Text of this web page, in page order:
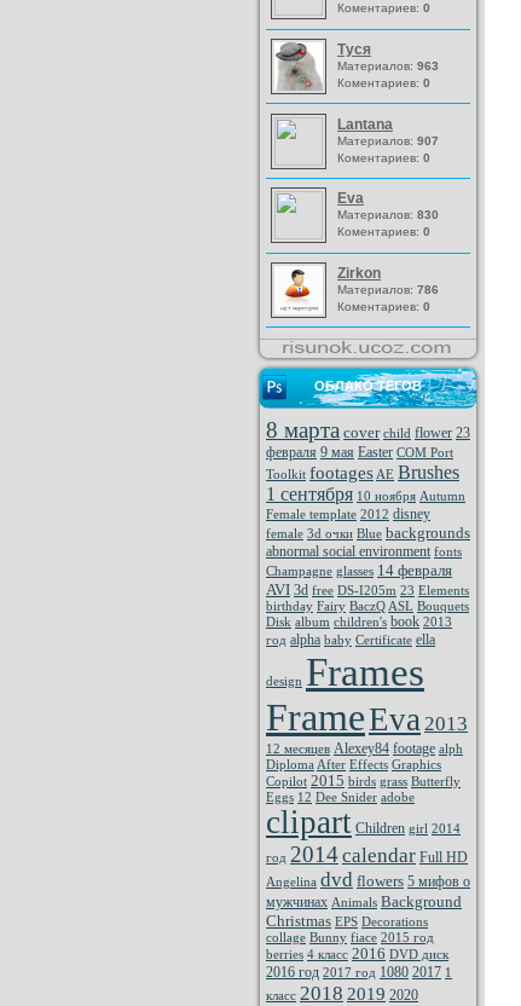
Коментариев: 0
Туся
Материалов: 963
Коментариев: 0
Lantana
Материалов: 907
Коментариев: 0
Eva
Материалов: 830
Коментариев: 0
Zirkon
Материалов: 786
Коментариев: 0
ОБЛАКО ТЕГОВ
8 марта cover child flower 23
февраля 9 мая Easter COM Port
Toolkit footages AE Brushes
1 сентября 10 ноября Autumn
Female template 2012 disney
female 3d очки Blue backgrounds
abnormal social environment fonts
Champagne glasses 14 февраля
AVI 3d free DS-I205m 23 Elements
birthday Fairy BaczQ ASL Bouquets
Disk album children's book 2013
год alpha baby Certificate ella
design Frames
FrameEva 2013
12 месяцев Alexey84 footage alph
Diploma After Effects Graphics
Copilot 2015 birds grass Butterfly
Eggs 12 Dee Snider adobe
clipart Children girl 2014
год 2014calendar Full HD
Angelina dvd flowers 5 мифов о
мужчинах Animals Background
Christmas EPS Decorations
collage Bunny fiace 2015 год
berries 4 класс 2016 DVD диск
2016 год 2017 год 1080 2017 1
класс 2018 2019 2020